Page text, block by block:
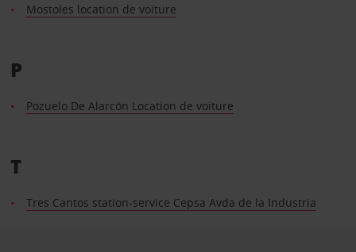
Mostoles location de voiture
P
Pozuelo De Alarcón Location de voiture
T
Tres Cantos station-service Cepsa Avda de la Industria